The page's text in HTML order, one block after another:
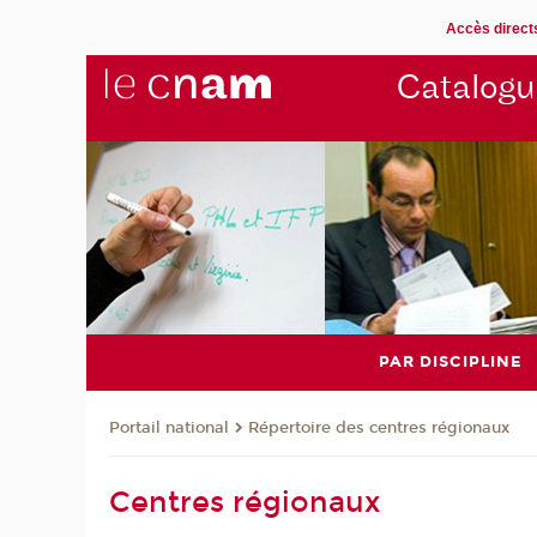
Accès
PAR DISCIPLINE
Portail national Répertoire des centres régionaux
Centres régionaux